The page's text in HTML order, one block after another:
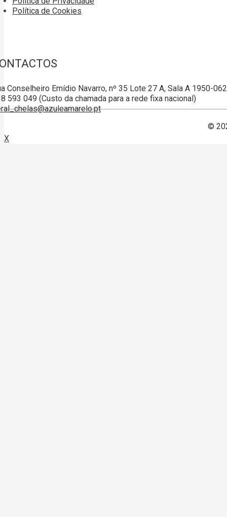
Política de Cookies
Conselheiro Emídio Navarro, nº 35 Lote 27 A, Sala A 1950-
593 049 (Custo da chamada para a rede fixa nacional)
©
X